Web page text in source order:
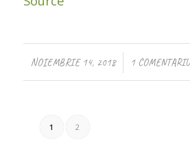
NOIEMBRIE 14, 2018
/ 1 COMENTARIU
/
1 2